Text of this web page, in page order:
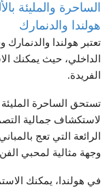
الساحرة والمليئة
هولندا والدنمارك
تعتبر هولندا
الداخلي، حيث يمكنك
الفريدة.
تستحق الساحرة المليئة
لاستكشاف جمالية
الرائعة التي تعج
وجهة مثالية لمحبي الفن
في هولندا، يمكنك